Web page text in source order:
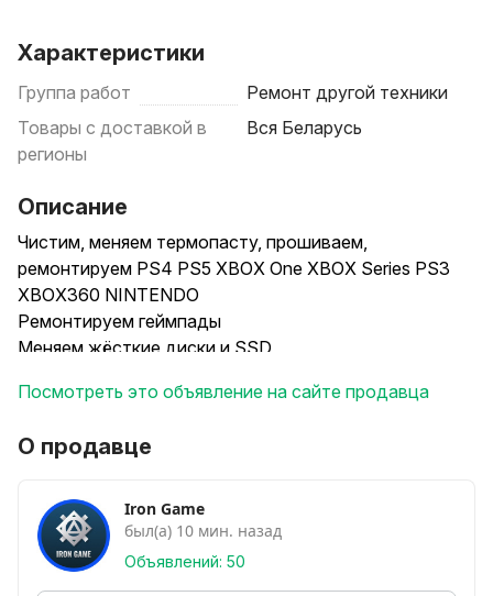
Характеристики
Группа работ
Ремонт другой техники
Товары с доставкой в
регионы
Вся Беларусь
Описание
Чистим, меняем термопасту, прошиваем,
ремонтируем PS4 PS5 XBOX One XBOX Series PS3
XBOX360 NINTENDO
Ремонтируем геймпады
Меняем жёсткие диски и SSD
Подписывайтесь на нас в Instagram
Горького 91 Рынок Корона зал Д рядом с кафе
ВТОРНИК - ВОСКРЕСЕНЬЕ с 11:00 до 18:00
ПОНЕДЕЛЬНИК - ВЫХОДНОЙ
Посмотреть это объявление на сайте продавца
О продавце
Iron Game
был(а) 10 мин. назад
Объявлений: 50